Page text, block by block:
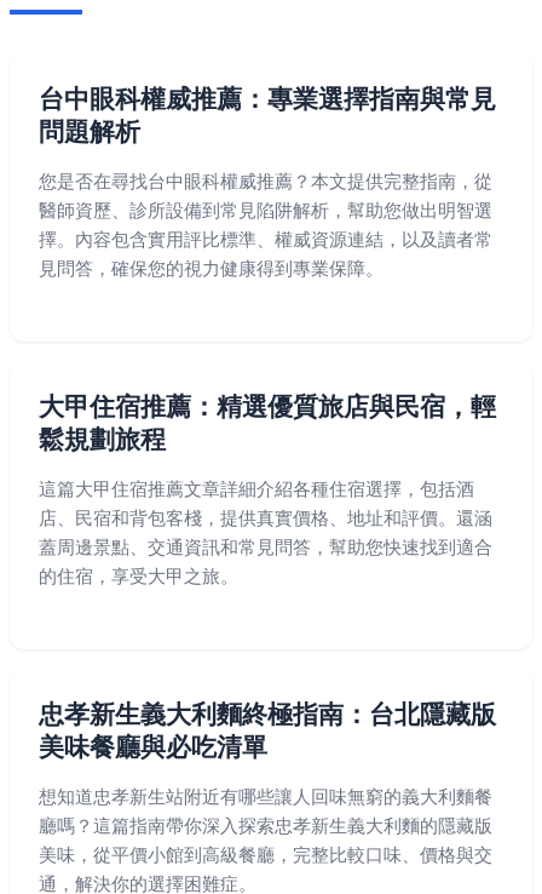
台中眼科權威推薦：專業選擇指南與常見
問題解析
您是否在尋找台中眼科權威推薦？本文提供完整指南，從
醫師資歷、診所設備到常見陷阱解析，幫助您做出明智選
擇。內容包含實用評比標準、權威資源連結，以及讀者常
見問答，確保您的視力健康得到專業保障。
大甲住宿推薦：精選優質旅店與民宿，輕
鬆規劃旅程
這篇大甲住宿推薦文章詳細介紹各種住宿選擇，包括酒
店、民宿和背包客棧，提供真實價格、地址和評價。還涵
蓋周邊景點、交通資訊和常見問答，幫助您快速找到適合
的住宿，享受大甲之旅。
忠孝新生義大利麵終極指南：台北隱藏版
美味餐廳與必吃清單
想知道忠孝新生站附近有哪些讓人回味無窮的義大利麵餐
廳嗎？這篇指南帶你深入探索忠孝新生義大利麵的隱藏版
美味，從平價小館到高級餐廳，完整比較口味、價格與交
通，解決你的選擇困難症。